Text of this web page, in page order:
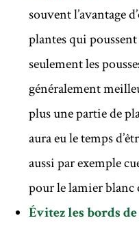
souvent l’avantage
plantes qui
seulement les
généralement
plus une partie de
aura eu le temps
aussi par exemple
pour le lamier
Évitez les bords